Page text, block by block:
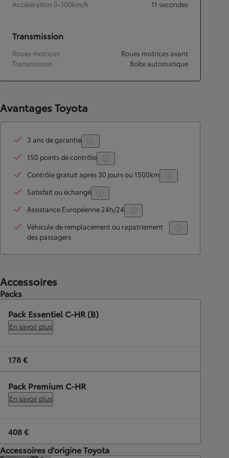
Accélération 0-100km/h 11 secondes
Transmission
Roues motrices
Roues motrices avant
Transmission
Boîte automatique
Avantages Toyota
3 ans de garantie
150 points de contrôle
Contrôle gratuit après 30 jours ou 1500km
Satisfait ou échangé
Assistance Européenne 24h/24
Véhicule de remplacement ou rapatriement
des passagers
Accessoires
Packs
Pack Essentiel C-HR (B)
En savoir plus
178 €
Pack Premium C-HR
En savoir plus
408 €
Accessoires d'origine Toyota